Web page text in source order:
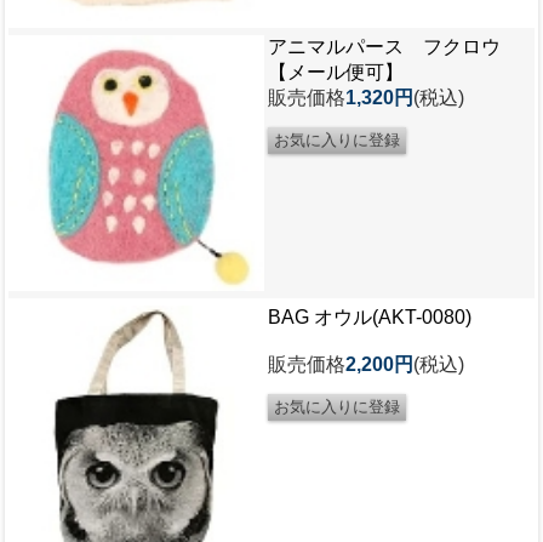
アニマルパース フクロウ
【メール便可】
販売価格1,320円 (税込)
BAG オウル(AKT-0080)
販売価格2,200円 (税込)